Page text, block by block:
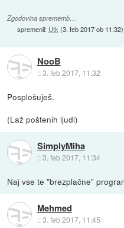
Zgodovina sprememb…
spremenil: Utk (3. feb 2017 ob 11:32)
NooB
::3. feb 2017, 11:32
Posplošuješ.
(Laž poštenih ljudi)
SimplyMiha
::3. feb 2017, 11:34
Naj vse te "brezplačne"
Mehmed
::3. feb 2017, 11:45